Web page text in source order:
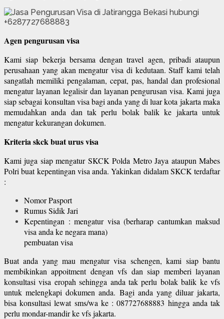
Agen pengurusan visa
Kami siap bekerja bersama dengan travel agen, pribadi ataupun
perusahaan yang akan mengatur visa di kedutaan. Staff kami telah
sangatlah memiliki pengalaman, cepat, pas, handal dan profesional
mengatur layanan legalisir dan layanan pengurusan visa. Kami juga
siap sebagai konsultan visa bagi anda yang di luar kota jakarta maka
memudahkan anda dan tak perlu bolak balik ke jakarta untuk
mengatur kekurangan dokumen.
Kriteria skck buat urus visa
Kami juga siap mengatur SKCK Polda Metro Jaya ataupun Mabes
Polri buat kepentingan visa anda. Yakinkan didalam SKCK terdaftar
:
Nomor Pasport
Rumus Sidik Jari
Kepentingan : mengatur visa (berharap cantumkan maksud
visa anda ke negara mana)
pembuatan visa
Buat anda yang mau mengatur visa schengen, kami siap bantu
membikinkan appoitment dengan vfs dan siap memberi layanan
konsultasi visa eropah sehingga anda tak perlu bolak balik ke vfs
untuk melengkapi dokumen anda. Bagi anda yang diluar jakarta,
bisa konsultasi lewat sms/wa ke : 087727688883 hingga anda tak
perlu mondar-mandir ke vfs jakarta.